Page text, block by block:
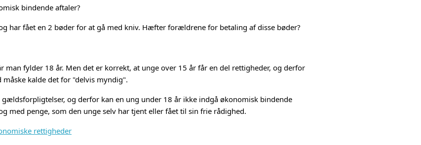
bindende aftaler?
har fået en 2 bøder for at gå med kniv. Hæfter forældrene for betaling af disse bøder?
man fylder 18 år. Men det er korrekt, at unge over 15 år får en del rettigheder, og derfor
kalde det for "delvis myndig".
gældsforpligtelser, og derfor kan en ung under 18 år ikke indgå økonomisk bindende
med penge, som den unge selv har tjent eller fået til sin frie rådighed.
rettigheder